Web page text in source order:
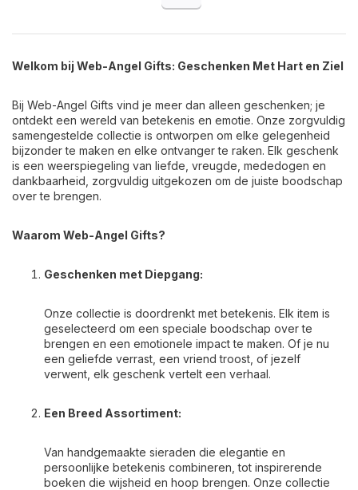
Welkom bij Web-Angel Gifts: Geschenken Met Hart en Ziel
Bij Web-Angel Gifts vind je meer dan alleen geschenken; je
ontdekt een wereld van betekenis en emotie. Onze zorgvuldig
samengestelde collectie is ontworpen om elke gelegenheid
bijzonder te maken en elke ontvanger te raken. Elk geschenk
is een weerspiegeling van liefde, vreugde, mededogen en
dankbaarheid, zorgvuldig uitgekozen om de juiste boodschap
over te brengen.
Waarom Web-Angel Gifts?
Geschenken met Diepgang:
Onze collectie is doordrenkt met betekenis. Elk item is
geselecteerd om een speciale boodschap over te
brengen en een emotionele impact te maken. Of je nu
een geliefde verrast, een vriend troost, of jezelf
verwent, elk geschenk vertelt een verhaal.
Een Breed Assortiment:
Van handgemaakte sieraden die elegantie en
persoonlijke betekenis combineren, tot inspirerende
boeken die wijsheid en hoop brengen. Onze collectie